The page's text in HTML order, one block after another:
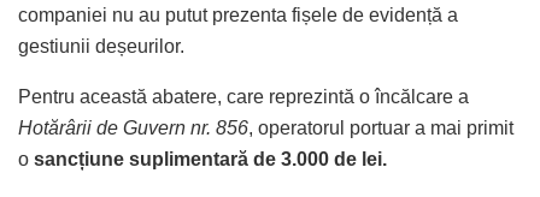
companiei nu au putut prezenta fișele de evidență a
gestiunii deșeurilor.
Pentru această abatere, care reprezintă o încălcare a
Hotărârii de Guvern nr. 856, operatorul portuar a mai primit
o sancțiune suplimentară de 3.000 de lei.